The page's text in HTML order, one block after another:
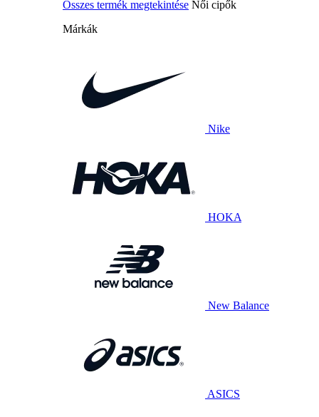
Összes termék megtekintése Női cipők
Márkák
Nike
HOKA
New Balance
ASICS